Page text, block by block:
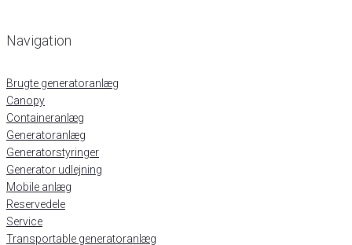
Navigation
Brugte generatoranlæg
Canopy
Containeranlæg
Generatoranlæg
Generatorstyringer
Generator udlejning
Mobile anlæg
Reservedele
Service
Transportable generatoranlæg